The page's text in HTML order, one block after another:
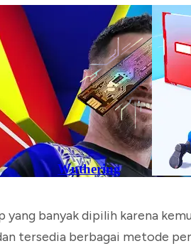
banyak dipilih karena
tersedia berbagai metode